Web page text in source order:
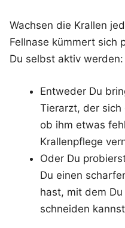
Wachsen die Krallen
Fellnase kümmert sich
Du selbst aktiv werden:
Entweder Du
Tierarzt, der sich
ob ihm etwas
Krallenpflege
Oder Du
Du einen
hast, mit dem
schneiden kannst